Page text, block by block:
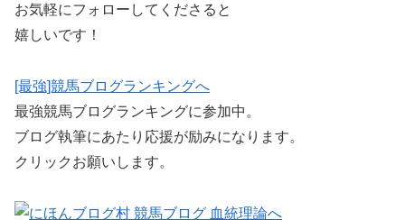
お気軽にフォローしてくださると
嬉しいです！
[最強]競馬ブログランキングへ
最強競馬ブログランキングに参加中。
ブログ執筆にあたり応援が励みになります。
クリックお願いします。